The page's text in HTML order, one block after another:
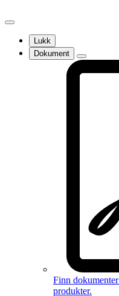
Lukk
Dokument
Finn dokumenter
produkter.